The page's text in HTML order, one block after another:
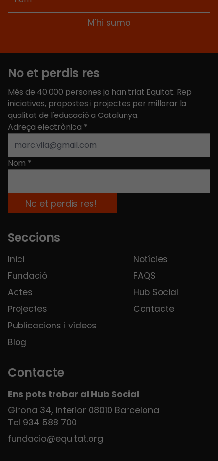
No et perdis res
Més de 40.000 persones ja han triat Equitat. Rep
iniciatives, propostes i projectes per millorar la
qualitat de l'educació a Catalunya.
Adreça electrònica *
Nom *
Seccions
Inici
Fundació
Actes
Projectes
Publicacions i vídeos
Blog
Notícies
FAQS
Hub Social
Contacte
Contacte
Ens pots trobar al Hub Social
Girona 34, interior 08010 Barcelona
Tel 934 588 700
fundacio@equitat.org